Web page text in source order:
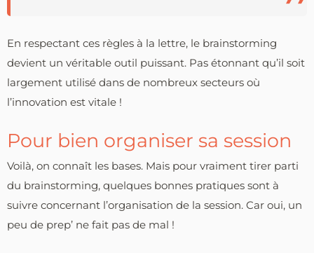
En respectant ces règles à la lettre, le brainstorming
devient un véritable outil puissant. Pas étonnant qu’il soit
largement utilisé dans de nombreux secteurs où
l’innovation est vitale !
Pour bien organiser sa session
Voilà, on connaît les bases. Mais pour vraiment tirer parti
du brainstorming, quelques bonnes pratiques sont à
suivre concernant l’organisation de la session. Car oui, un
peu de prep’ ne fait pas de mal !